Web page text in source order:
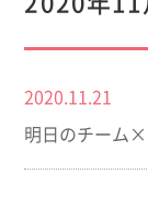
2020.11.21
明日のチーム